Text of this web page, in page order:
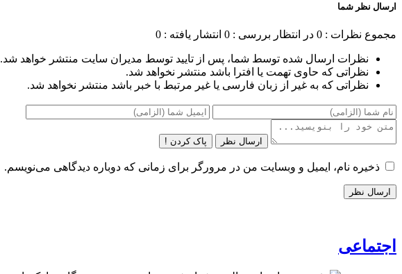
ارسال نظر شما
مجموع نظرات : 0 در انتظار بررسی : 0 انتشار یافته : 0
نظرات ارسال شده توسط شما، پس از تایید توسط مدیران سایت منتشر خواهد شد.
نظراتی که حاوی تهمت یا افترا باشد منتشر نخواهد شد.
نظراتی که به غیر از زبان فارسی یا غیر مرتبط با خبر باشد منتشر نخواهد شد.
ارسال نظر پاک کردن !
ذخیره نام، ایمیل و وبسایت من در مرورگر برای زمانی که دوباره دیدگاهی می‌نویسم.
اجتماعی